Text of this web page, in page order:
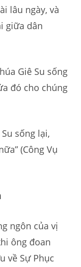
lâu ngày, và
giữa dân
Giê Su sống
đó cho chúng
sống lại,
(Công Vụ
ngôn của vị
ông đoan
về Sự Phục